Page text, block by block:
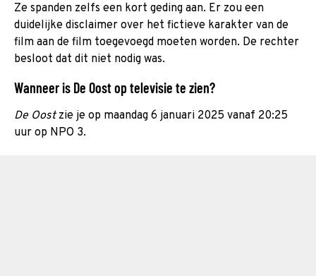
Ze spanden zelfs een kort geding aan. Er zou een
duidelijke disclaimer over het fictieve karakter van de
film aan de film toegevoegd moeten worden. De rechter
besloot dat dit niet nodig was.
Wanneer is De Oost op televisie te zien?
De Oostzie je op maandag 6 januari 2025 vanaf 20:25
uur op NPO 3.